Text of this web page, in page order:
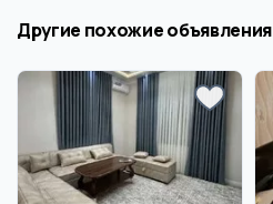
Другие похожие объявления